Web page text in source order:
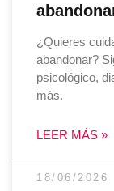
¿Quieres
abandonar?
psicológico,
más.
LEER MÁS »
18/06/2026